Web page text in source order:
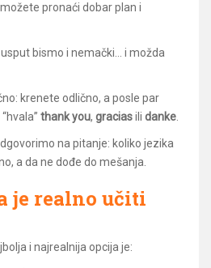
pronaći dobar plan i
bismo i nemački… i možda
krenete odlično, a posle par
thank you, graciasili danke
na pitanje: koliko jezika
a da ne dođe do mešanja.
je realno učiti
i najrealnija opcija je: